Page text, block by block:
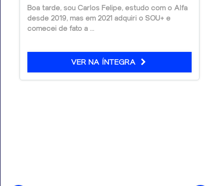
Boa tarde, sou Carlos Felipe, estudo com o Alfa
desde 2019, mas em 2021 adquiri o SOU+ e
comecei de fato a ...
VER NA ÍNTEGRA